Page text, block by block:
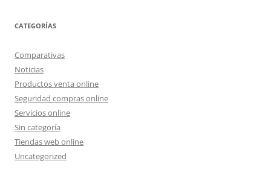
CATEGORÍAS
Comparativas
Noticias
Productos venta online
Seguridad compras online
Servicios online
Sin categoría
Tiendas web online
Uncategorized